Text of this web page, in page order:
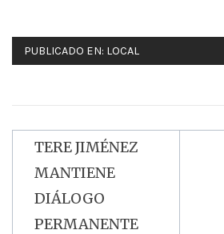
PUBLICADO EN: LOCAL
Navegación
de
entradas
TERE JIMÉNEZ
MANTIENE
DIÁLOGO
PERMANENTE